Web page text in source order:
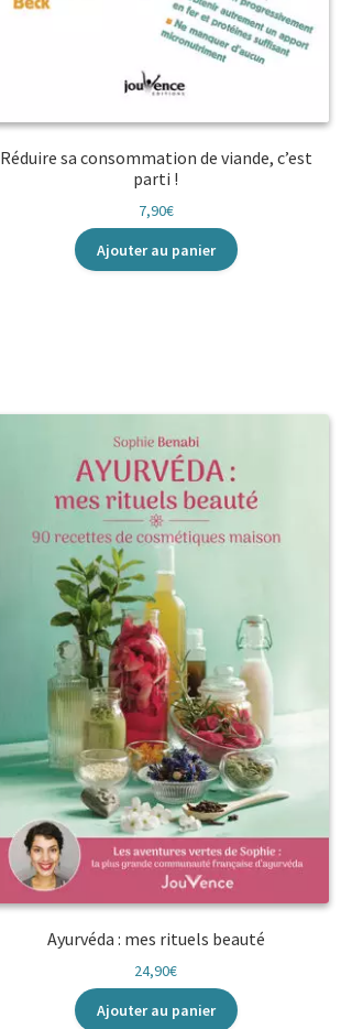
Réduire sa consommation de viande, c’est
parti !
7,90€
Ajouter au panier
Ayurvéda : mes rituels beauté
24,90€
Ajouter au panier